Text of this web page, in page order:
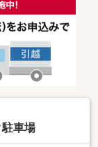
車場